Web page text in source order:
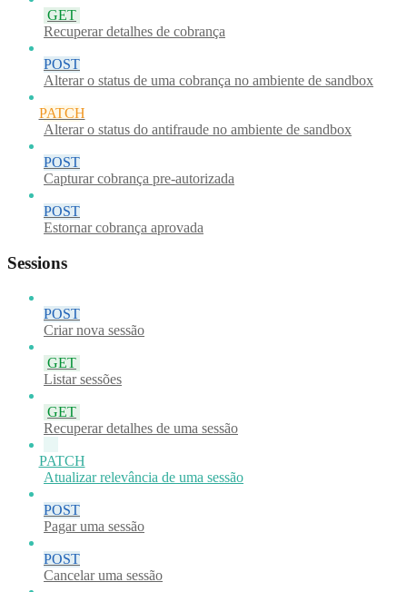
GET
Recuperar detalhes de cobrança
POST
Alterar o status de uma cobrança no ambiente de sandbox
PATCH
Alterar o status do antifraude no ambiente de sandbox
POST
Capturar cobrança pre-autorizada
POST
Estornar cobrança aprovada
Sessions
POST
Criar nova sessão
GET
Listar sessões
GET
Recuperar detalhes de uma sessão
PATCH
Atualizar relevância de uma sessão
POST
Pagar uma sessão
POST
Cancelar uma sessão